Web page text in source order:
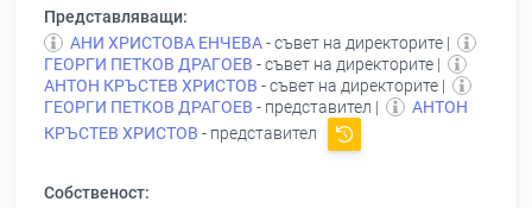
Представляващи:
АНИ ХРИСТОВА ЕНЧЕВА- съвет на директорите |
ГЕОРГИ ПЕТКОВ ДРАГОЕВ - съвет на директорите |
АНТОН КРЪСТЕВ ХРИСТОВ - съвет на директорите |
ГЕОРГИ ПЕТКОВ ДРАГОЕВ - представител |
АНТОН
КРЪСТЕВ ХРИСТОВ - представител
Собственост: